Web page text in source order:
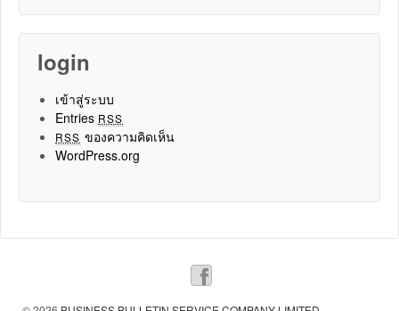
login
เข้าสู่ระบบ
Entries RSS
RSS ของความคิดเห็น
WordPress.org